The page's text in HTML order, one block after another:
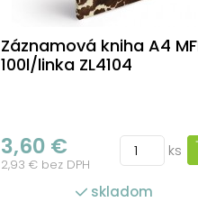
Záznamová kniha A4
100l/linka ZL4104
3,60 €
2,93 € bez DPH
ks
skladom